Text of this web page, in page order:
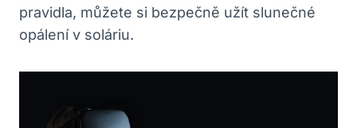
pravidla,⁢ můžete⁣ si bezpečně užít slunečné​
opálení v ⁤soláriu.